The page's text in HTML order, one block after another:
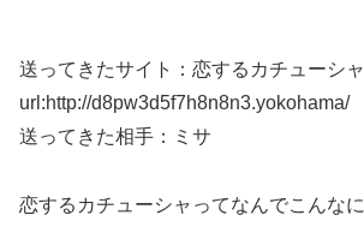
送ってきたサイト：恋するカチューシャ
url:http://d8pw3d5f7h8n8n3.yokohama/
送ってきた相手：ミサ
恋するカチューシャってなんでこんな